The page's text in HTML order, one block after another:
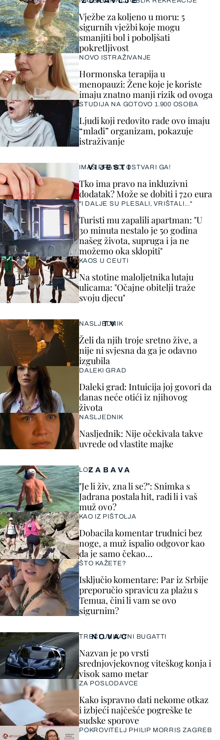
VIJESTI
IMAŠ PRAVO, OSTVARI GA!
Tko ima pravo na inkluzivni
dodatak? Može se dobiti i 720 eura
"I DALJE SU PLESALI, VRIŠTALI..."
Turisti mu zapalili apartman: "U
30 minuta nestalo je 50 godina
našeg života, supruga i ja ne
možemo oka sklopiti"
KAOS U CEUTI
Na stotine maloljetnika lutaju
ulicama: "Očajne obitelji traže
svoju djecu"
Vježbe za koljeno u moru: 5
sigurnih vježbi koje mogu
smanjiti bol i poboljšati
pokretljivost
NOVO ISTRAŽIVANJE
Hormonska terapija u
menopauzi: Žene koje je koriste
imaju znatno manji rizik od ovoga
STUDIJA NA GOTOVO 1.900 OSOBA
Ljudi koji redovito rade ovo imaju
“mlađi” organizam, pokazuje
istraživanje
ZABAVA
LOL
"Je li živ, zna li se?": Snimka s
Jadrana postala hit, radi li i vaš
muž ovo?
KAO IZ PIŠTOLJA
Dobacila komentar trudnici bez
noge, a muž ispalio odgovor kao
da je samo čekao…
ŠTO KAŽETE?
Isključio komentare: Par iz Srbije
preporučio spravicu za plažu s
Temua, čini li vam se ovo
sigurnim?
TV
NASLJEDNIK
Želi da njih troje sretno žive, a
nije ni svjesna da ga je odavno
izgubila
DALEKI GRAD
Daleki grad: Intuicija joj govori da
danas neće otići iz njihovog
života
NASLJEDNIK
Nasljednik: Nije očekivala takve
uvrede od vlastite majke
NOVAC
TREĆI UNIKATNI BUGATTI
Nazvan je po vrsti
srednjovjekovnog viteškog konja i
visok samo metar
ZA POSLODAVCE
Kako ispravno dati nekome otkaz
i izbjeći najčešće pogreške te
sudske sporove
POKROVITELJ PHILIP MORRIS ZAGREB